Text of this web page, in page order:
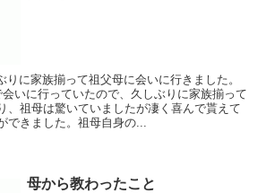
りに家族揃って祖父母に会いに行きました。
いに行っていたので、久しぶりに家族揃って
、祖母は驚いていましたが凄く喜んで貰えて
できました。祖母自身の...
母から教わったこと